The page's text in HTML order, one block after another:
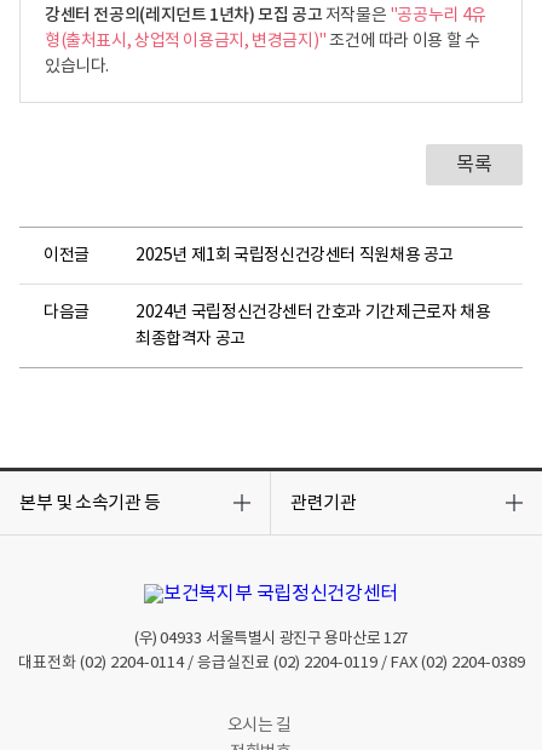
강센터 전공의(레지던트 1년차) 모집 공고저작물은 "공공누리 4유
형(출처표시, 상업적 이용금지, 변경금지)"조건에 따라 이용 할 수
있습니다.
목록
이전글 2025년 제1회 국립정신건강센터 직원채용 공고
다음글
2024년 국립정신건강센터 간호과 기간제근로자 채용
최종합격자 공고
본부 및 소속기관 등
기
관련기관
기
(우)04933 서울특별시 광진구 용마산로 127
대표전화 (02) 2204-0114/ 응급실진료 (02) 2204-0119/ FAX (02) 2204-0389
오시는 길